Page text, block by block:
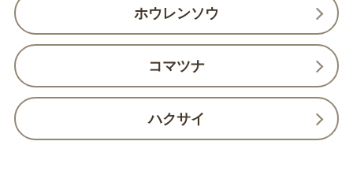
ホウレンソウ
コマツナ
ハクサイ